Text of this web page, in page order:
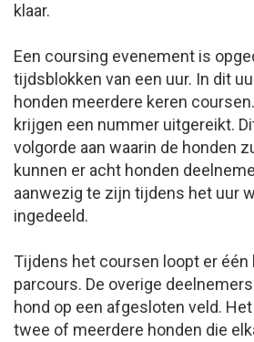
klaar.
Een coursing evenement is
tijdsblokken van een uur. In dit
honden meerdere keren
krijgen een nummer uitgereikt.
volgorde aan waarin de honden
kunnen er acht honden
aanwezig te zijn tijdens het uur
ingedeeld.
Tijdens het coursen loopt er
parcours. De overige
hond op een afgesloten veld.
twee of meerdere honden die